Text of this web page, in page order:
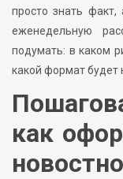
просто знать факт,
еженедельную
подумать: в каком
какой формат будет
как